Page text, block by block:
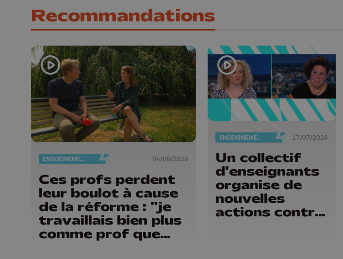
Recommandations
ENSEIGNEMENT 04/08/2026
Ces profs perdent
leur boulot à cause
de la réforme : "je
travaillais bien plus
comme prof que
ENSEIGNEMENT 17/07/2026
Un collectif
d'enseignants
organise de
nouvelles
actions contre